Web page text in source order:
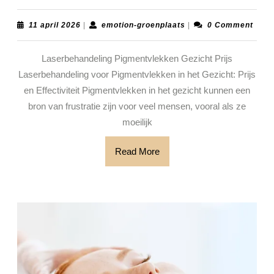
voor
in
11 april 2026 11| emotion-groenplaatsemotion-
| 0 Comment
Laserbehandeling Pigmentvlekken Gezicht Prijs
Laserbehandeling voor Pigmentvlekken in het Gezicht: Prijs
en Effectiviteit Pigmentvlekken in het gezicht kunnen een
bron van frustratie zijn voor veel mensen, vooral als ze
moeilijk
Read MoreRead
More